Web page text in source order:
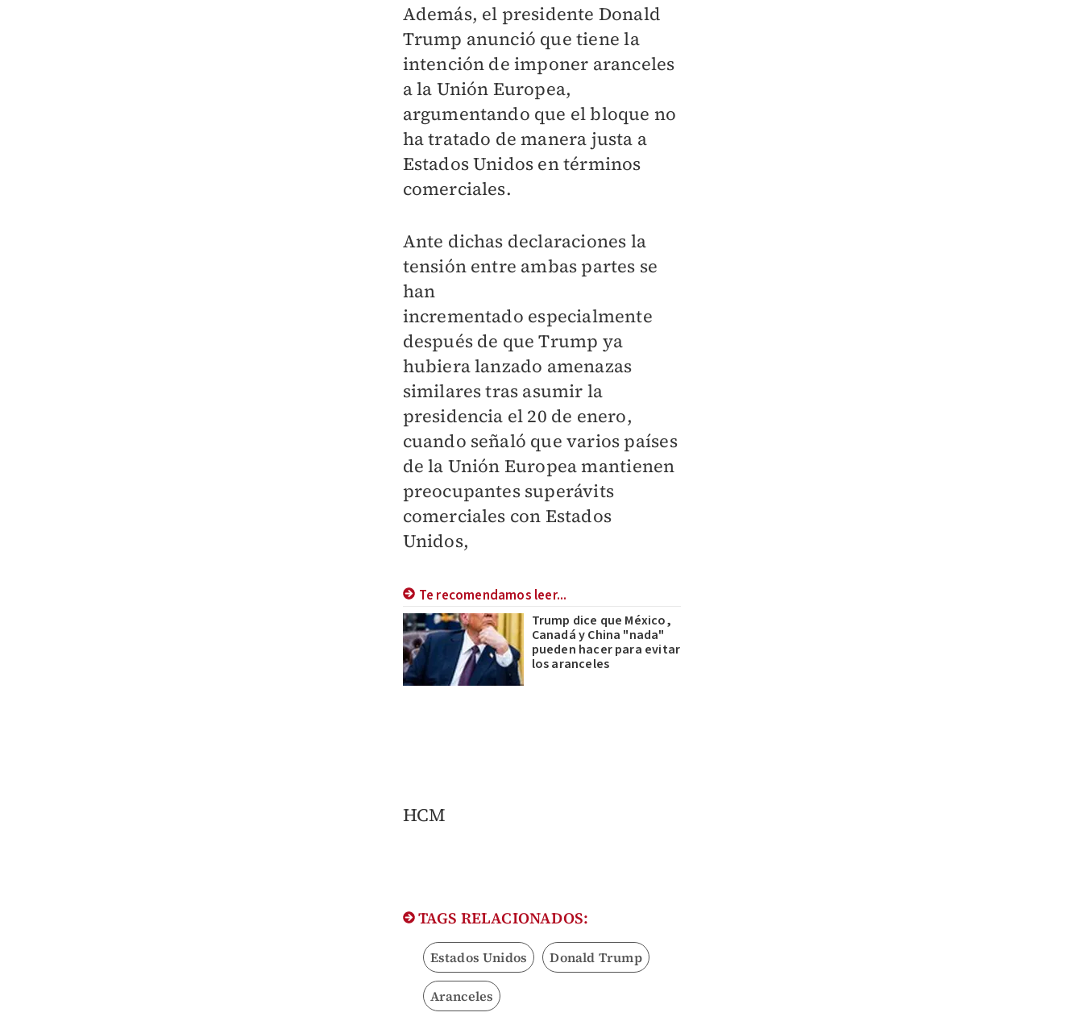
Además, el presidente Donald
Trump anunció que tiene la
intención de imponer aranceles
a la Unión Europea,
argumentando que el bloque no
ha tratado de manera justa a
Estados Unidos en términos
comerciales.
Ante dichas declaraciones la
tensión entre ambas partes se
han
incrementado especialmente
después de que Trump ya
hubiera lanzado amenazas
similares tras asumir la
presidencia el 20 de enero,
cuando señaló que varios países
de la Unión Europea mantienen
preocupantes superávits
comerciales con Estados
Unidos,
Te recomendamos leer...
Trump dice que México,
Canadá y China "nada"
pueden hacer para evitar
los aranceles
HCM
TAGS RELACIONADOS:
Estados Unidos Donald Trump
Aranceles